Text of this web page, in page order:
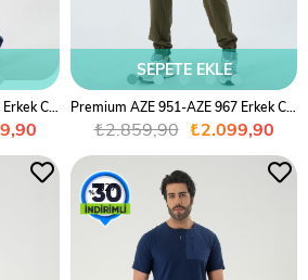
SEPETE EKLE
₺2.099,90
₺2.859,90
%27